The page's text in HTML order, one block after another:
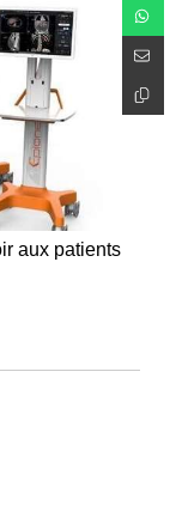
aux patients